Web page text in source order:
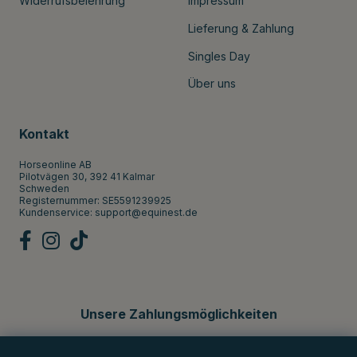
Lieferung & Zahlung
Singles Day
Über uns
Kontakt
Horseonline AB
Pilotvägen 30, 392 41 Kalmar
Schweden
Registernummer: SE5591239925
Kundenservice: support@equinest.de
Unsere Zahlungsmöglichkeiten